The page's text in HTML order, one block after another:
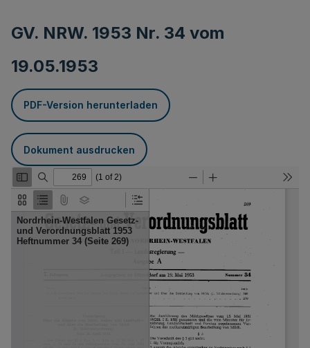
GV. NRW. 1953 Nr. 34 vom
19.05.1953
PDF-Version herunterladen
Dokument ausdrucken